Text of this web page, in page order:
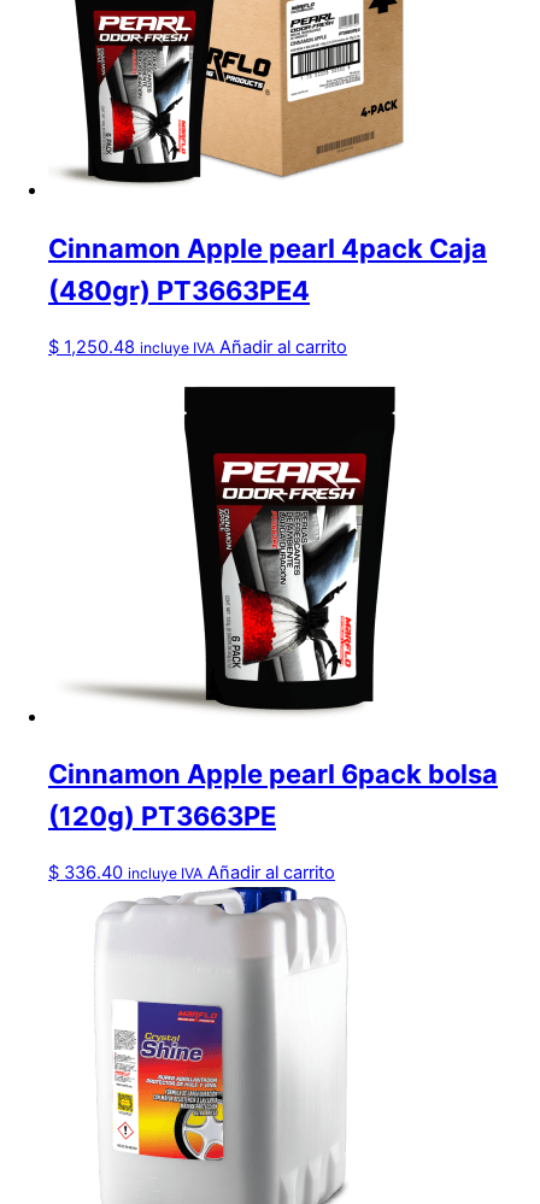
Cinnamon Apple pearl 4pack Caja
(480gr) PT3663PE4
$ 1,250.48 incluye IVA Añadir al carrito
Cinnamon Apple pearl 6pack bolsa
(120g) PT3663PE
$ 336.40 incluye IVA Añadir al carrito